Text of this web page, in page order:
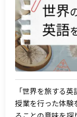
「世界を旅する
授業を行った体験